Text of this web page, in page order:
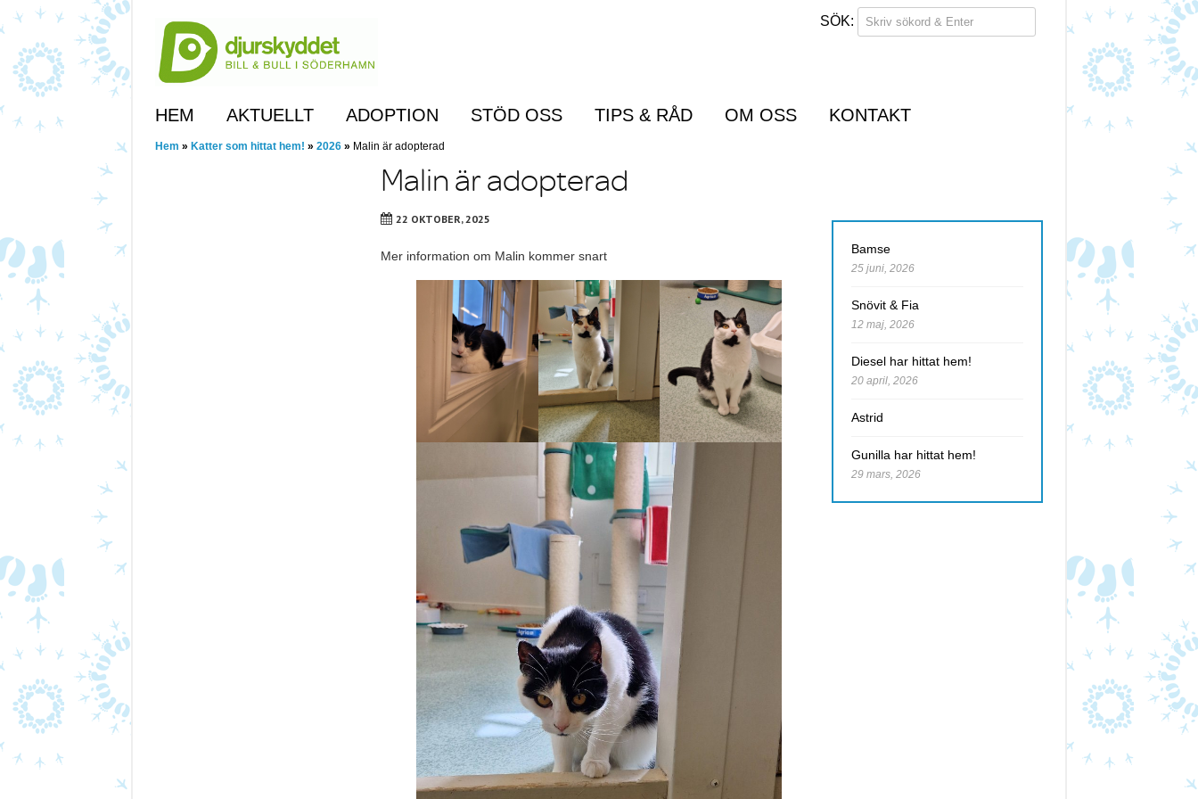
Skip
to
main
content
Menu
Skip to content
HEM AKTUELLT ADOPTION STÖD OSS TIPS & RÅD OM OSS KONTAKT
Hem » Katter som hittat hem! » 2026 » Malin är adopterad
Malin är adopterad
22 OKTOBER, 2025
Mer information om Malin kommer snart Bamse
25 juni, 2026
Snövit & Fia
12 maj, 2026
Diesel har hittat hem!
20 april, 2026
Astrid
Gunilla har hittat hem!
29 mars, 2026